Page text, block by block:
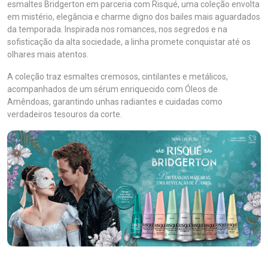
esmaltes Bridgerton em parceria com Risqué, uma coleção envolta
em mistério, elegância e charme digno dos bailes mais aguardados
da temporada. Inspirada nos romances, nos segredos e na
sofisticação da alta sociedade, a linha promete conquistar até os
olhares mais atentos.
A coleção traz esmaltes cremosos, cintilantes e metálicos,
acompanhados de um sérum enriquecido com Óleos de
Amêndoas, garantindo unhas radiantes e cuidadas como
verdadeiros tesouros da corte.